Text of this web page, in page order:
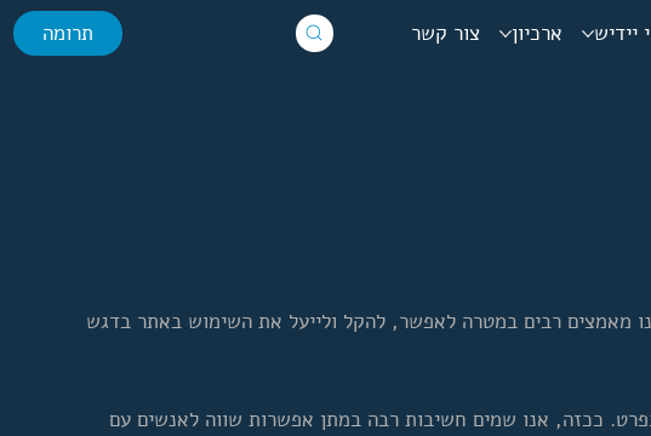
תרומה יידיש ארכיון צור קשר
מאמצים רבים במטרה לאפשר, להקל ולייעל את השימוש באתר בדגש
ככזה, אנו שמים חשיבות רבה במתן אפשרות שווה לאנשים עם